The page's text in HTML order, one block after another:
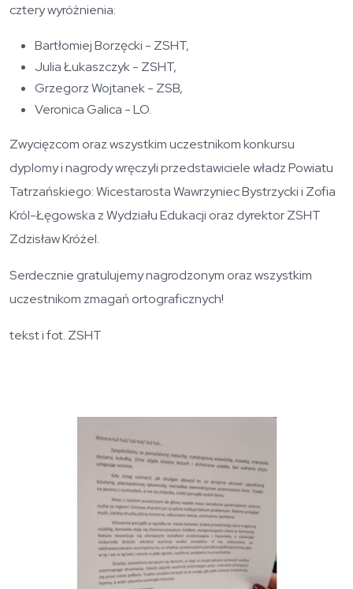
cztery wyróżnienia:
Bartłomiej Borzęcki - ZSHT,
Julia Łukaszczyk - ZSHT,
Grzegorz Wojtanek - ZSB,
Veronica Galica - LO.
Zwycięzcom oraz wszystkim uczestnikom konkursu
dyplomy i nagrody wręczyli przedstawiciele władz Powiatu
Tatrzańskiego: Wicestarosta Wawrzyniec Bystrzycki i Zofia
Król-Łęgowska z Wydziału Edukacji oraz dyrektor ZSHT
Zdzisław Króżel.
Serdecznie gratulujemy nagrodzonym oraz wszystkim
uczestnikom zmagań ortograficznych!
tekst i fot. ZSHT